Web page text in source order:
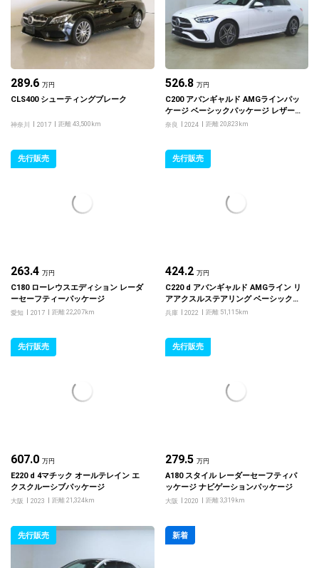
289.6 万円
CLS400 シューティングブレーク
神奈川 2017 距離 43,500km
526.8 万円
C200 アバンギャルド AMGラインパッ
ケージ ベーシックパッケージ レザー
エクスクルーシブパッケージ
奈良 2024 距離 20,823km
先行販売
263.4 万円
C180 ローレウスエディション レーダ
ーセーフティーパッケージ
愛知 2017 距離 22,207km
先行販売
424.2 万円
C220 d アバンギャルド AMGライン リ
アアクスルステアリング ベーシックパ
ッケージ
兵庫 2022 距離 51,115km
先行販売
607.0 万円
E220 d 4マチック オールテレイン エ
クスクルーシブパッケージ
大阪 2023 距離 21,324km
先行販売
279.5 万円
A180 スタイル レーダーセーフティパ
ッケージ ナビゲーションパッケージ
大阪 2020 距離 3,319km
先行販売 新着